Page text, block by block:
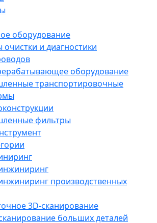
оборудование
очистки и диагностики
оборудование
транспортировочные
фильтры
производственных
3D-сканирование
больших деталей